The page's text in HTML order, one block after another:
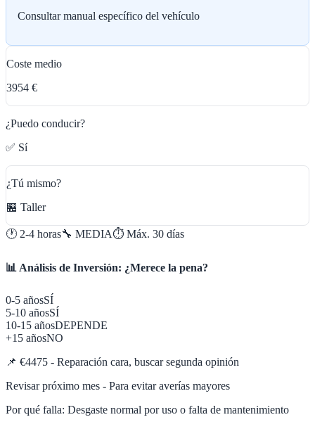
Consultar manual específico del vehículo
Coste medio
3954 €
¿Puedo conducir?
✅ Sí
¿Tú mismo?
🏪 Taller
🕐 2-4 horas🔧 MEDIA⏱️ Máx. 30 días
📊 Análisis de Inversión: ¿Merece la pena?
0-5 añosSÍ
5-10 añosSÍ
10-15 añosDEPENDE
+15 añosNO
📌 €4475 - Reparación cara, buscar segunda opinión
Revisar próximo mes - Para evitar averías mayores
Por qué falla: Desgaste normal por uso o falta de mantenimiento